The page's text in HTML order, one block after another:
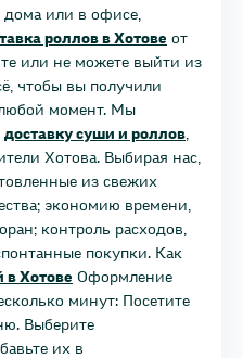
или в офисе,
роллов в Хотове от
или не можете выйти из
чтобы вы получили
момент. Мы
доставку суши и роллов,
Хотова. Выбирая нас,
из свежих
экономию времени,
контроль расходов,
покупки. Как
в Хотове Оформление
минут: Посетите
Выберите
их в